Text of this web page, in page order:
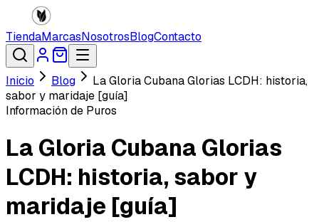
TiendaMarcasNosotrosBlogContacto
Inicio Blog
La Gloria Cubana Glorias LCDH: historia,
sabor y maridaje [guía]
Información de Puros
La Gloria Cubana Glorias
LCDH: historia, sabor y
maridaje [guía]